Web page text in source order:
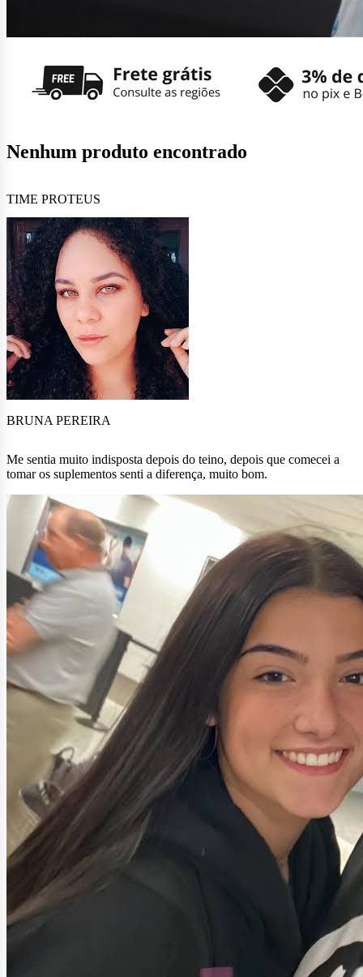
Nenhum produto encontrado
TIME PROTEUS
BRUNA PEREIRA
Me sentia muito indisposta depois do teino, depois que comecei a
tomar os suplementos senti a diferença, muito bom.